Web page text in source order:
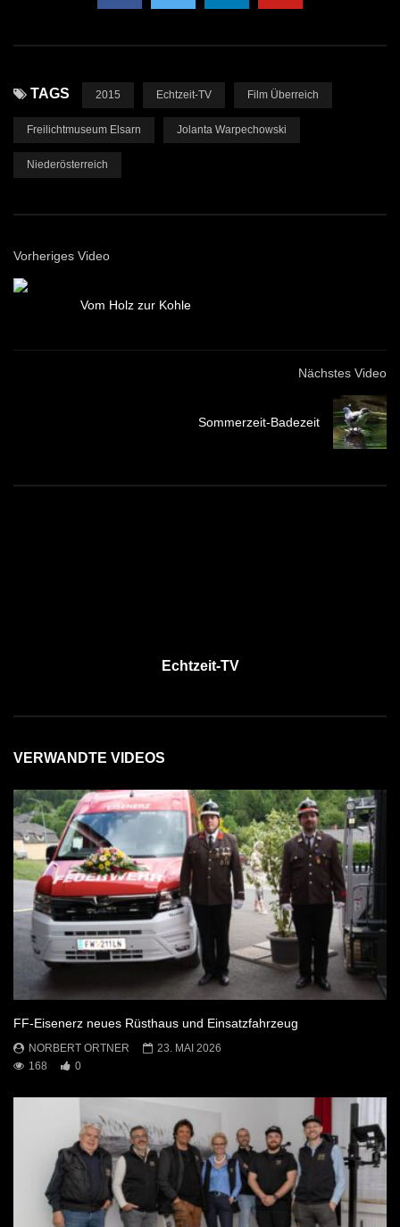
TAGS 2015 Echtzeit-TV Film Überreich
Freilichtmuseum Elsarn Jolanta Warpechowski
Niederösterreich
Vorheriges Video
Vom Holz zur Kohle
Nächstes Video
Sommerzeit-Badezeit
Echtzeit-TV
VERWANDTE VIDEOS
FF-Eisenerz neues Rüsthaus und Einsatzfahrzeug
NORBERT ORTNER
23. MAI 2026
168
0